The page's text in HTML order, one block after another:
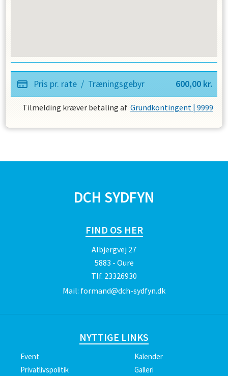
Pris pr. rate / Træningsgebyr 600,00 kr.
Tilmelding kræver betaling af Grundkontingent | 9999
DCH SYDFYN
FIND OS HER
Albjergvej 27
5883 - Oure
Tlf. 23326930
Mail: formand@dch-sydfyn.dk
NYTTIGE LINKS
Event
Kalender
Privatlivspolitik
Galleri